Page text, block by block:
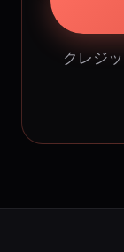
クレジ